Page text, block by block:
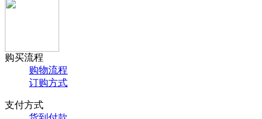
购买流程
购物流程
订购方式
支付方式